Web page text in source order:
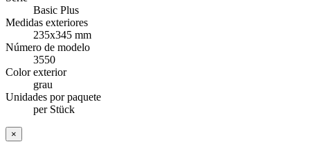
Basic Plus
Medidas exteriores
235x345 mm
Número de modelo
3550
Color exterior
grau
Unidades por paquete
per Stück
×